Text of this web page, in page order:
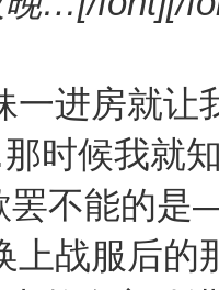
一进房就
时候我就
罢不能的
上战服后的